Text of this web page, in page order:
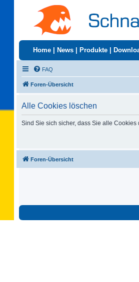
Home News Produkte
FAQ
Foren-Übersicht
Alle Cookies löschen
Sind Sie sich sicher, dass Sie alle
Foren-Übersicht